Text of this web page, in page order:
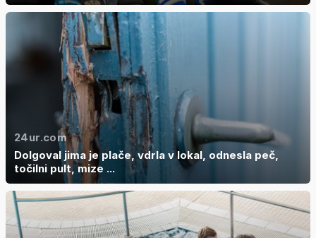
24ur.com
Dolgoval jima je plače, vdrla v lokal, odnesla peč,
točilni pult, mize ...